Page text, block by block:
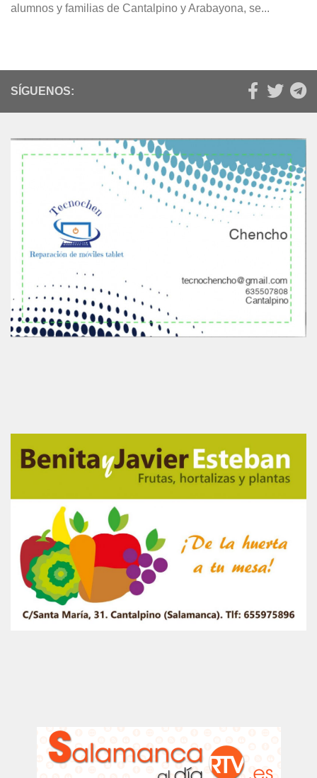
alumnos y familias de Cantalpino y Arabayona, se...
SÍGUENOS: